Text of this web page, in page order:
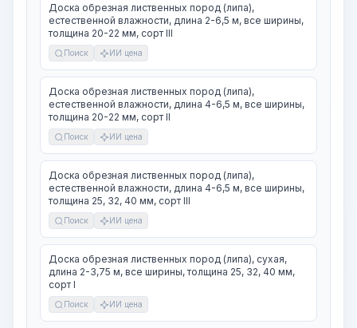
Доска обрезная лиственных пород (липа),
естественной влажности, длина 2-6,5 м, все ширины,
толщина 20-22 мм, сорт III
Поиск ИИ цена
Доска обрезная лиственных пород (липа),
естественной влажности, длина 4-6,5 м, все ширины,
толщина 20-22 мм, сорт II
Поиск ИИ цена
Доска обрезная лиственных пород (липа),
естественной влажности, длина 4-6,5 м, все ширины,
толщина 25, 32, 40 мм, сорт III
Поиск ИИ цена
Доска обрезная лиственных пород (липа), сухая,
длина 2-3,75 м, все ширины, толщина 25, 32, 40 мм,
сорт I
Поиск ИИ цена